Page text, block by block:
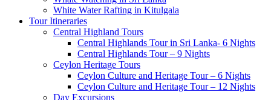
White Water Rafting in Kitulgala
Tour Itineraries
Central Highland Tours
Central Highlands Tour in Sri Lanka- 6 Nights
Central Highlands Tour – 9 Nights
Ceylon Heritage Tours
Ceylon Culture and Heritage Tour – 6 Nights
Ceylon Culture and Heritage Tour – 12 Nights
Day Excursions